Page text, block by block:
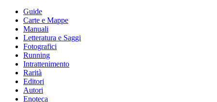
Guide
Carte e Mappe
Manuali
Letteratura e Saggi
Fotografici
Running
Intrattenimento
Rarità
Editori
Autori
Enoteca